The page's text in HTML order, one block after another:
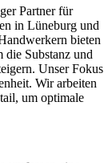
Partner für
in Lüneburg und
bieten
die Substanz und
Unser Fokus
Wir arbeiten
um optimale